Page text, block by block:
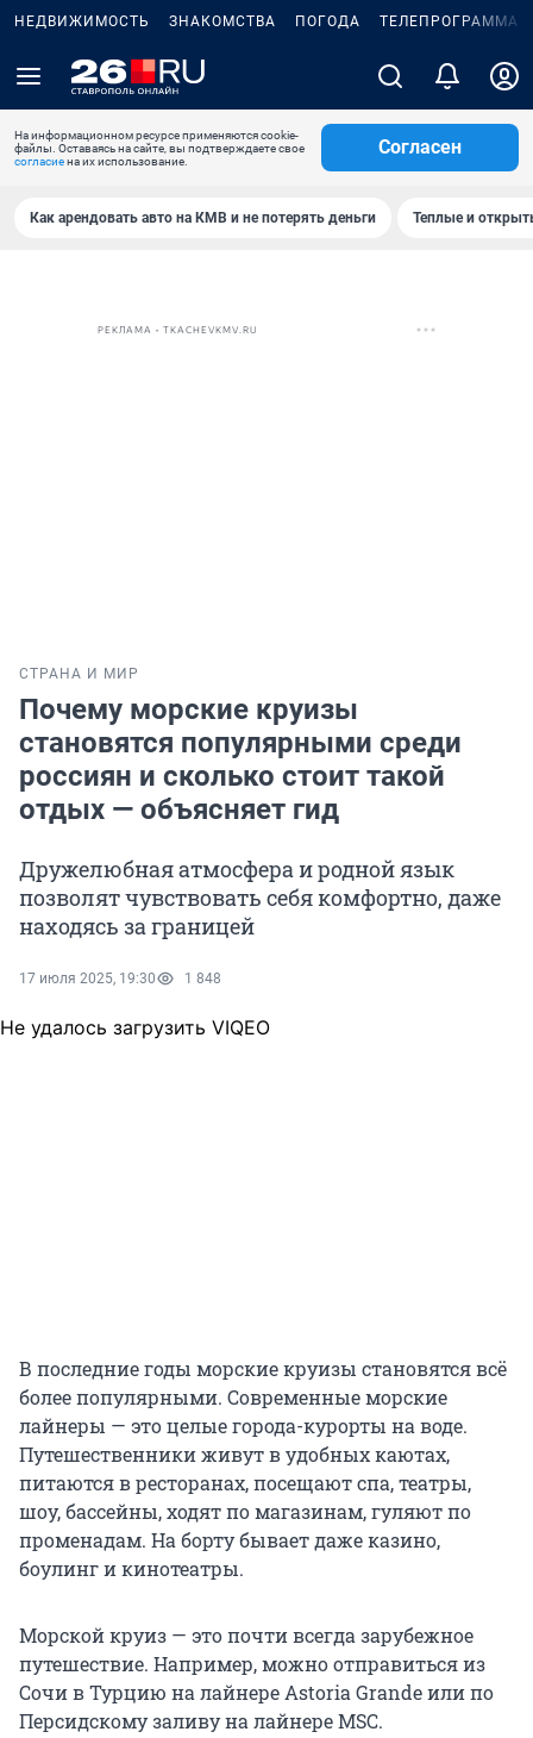
НЕДВИЖИМОСТЬ ЗНАКОМСТВА ПОГОДА ТЕЛЕПРОГРАММА
На информационном ресурсе применяются cookie-
файлы. Оставаясь на сайте, вы подтверждаете свое
согласиена их использование.
Согласен
Как арендовать авто на КМВ и не потерять деньги Теплые и
РЕКЛАМА • TKACHEVKMV.RU
СТРАНА И МИР
Почему морские круизы
становятся популярными среди
россиян и сколько стоит такой
отдых — объясняет гид
Дружелюбная атмосфера и родной язык
позволят чувствовать себя комфортно, даже
находясь за границей
17 июля 2025, 19:30 1 848
Не удалось загрузить VIQEO
В последние годы морские круизы становятся всё
более популярными. Современные морские
лайнеры — это целые города-курорты на воде.
Путешественники живут в удобных каютах,
питаются в ресторанах, посещают спа, театры,
шоу, бассейны, ходят по магазинам, гуляют по
променадам. На борту бывает даже казино,
боулинг и кинотеатры.
Морской круиз — это почти всегда зарубежное
путешествие. Например, можно отправиться из
Сочи в Турцию на лайнере Astoria Grande или по
Персидскому заливу на лайнере MSC.